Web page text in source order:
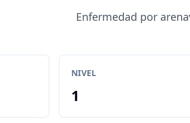
Enfermedad por
NIVEL
1